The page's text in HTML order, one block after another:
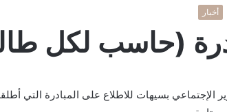
أخبار
(حاسب لكل
الإجتماعي بسيهات للاطلاع على المبادرة التي